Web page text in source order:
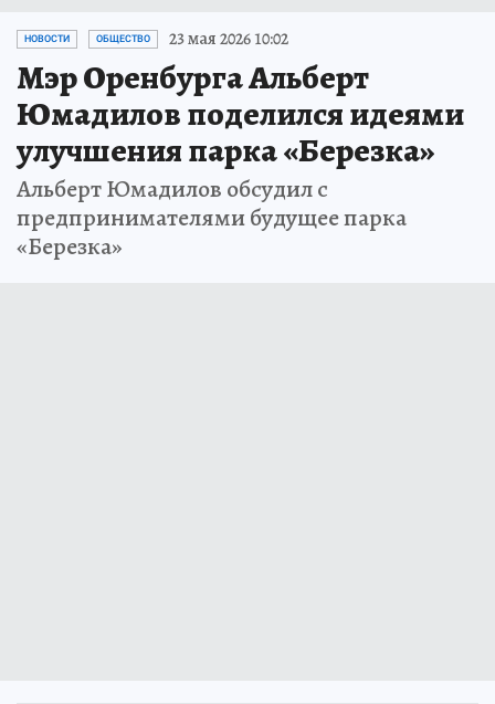
НОВОСТИ ОБЩЕСТВО 23 мая 2026 10:02
Мэр Оренбурга Альберт
Юмадилов поделился идеями
улучшения парка «Березка»
Альберт Юмадилов обсудил с
предпринимателями будущее парка
«Березка»